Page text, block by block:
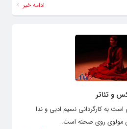
ادامه خبر
و تئاتر
به كارگردانى نسيم ادبى و ندا
مولوى روى صحنه است.